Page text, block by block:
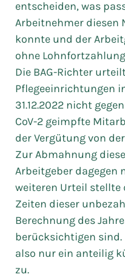
entscheiden, was
Arbeitnehmer diesen
konnte und der
ohne
Die BAG-Richter
Pflegeeinrichtungen
31.12.2022 nicht
CoV-2 geimpfte
der Vergütung von
Zur Abmahnung
Arbeitgeber dagegen
weiteren Urteil stellte
Zeiten dieser
Berechnung des
berücksichtigen
also nur ein anteilig
zu.